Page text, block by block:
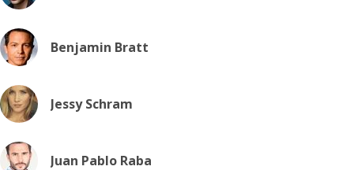
Benjamin Bratt
Jessy Schram
Juan Pablo Raba